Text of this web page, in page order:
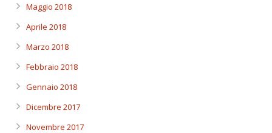
Maggio 2018
Aprile 2018
Marzo 2018
Febbraio 2018
Gennaio 2018
Dicembre 2017
Novembre 2017